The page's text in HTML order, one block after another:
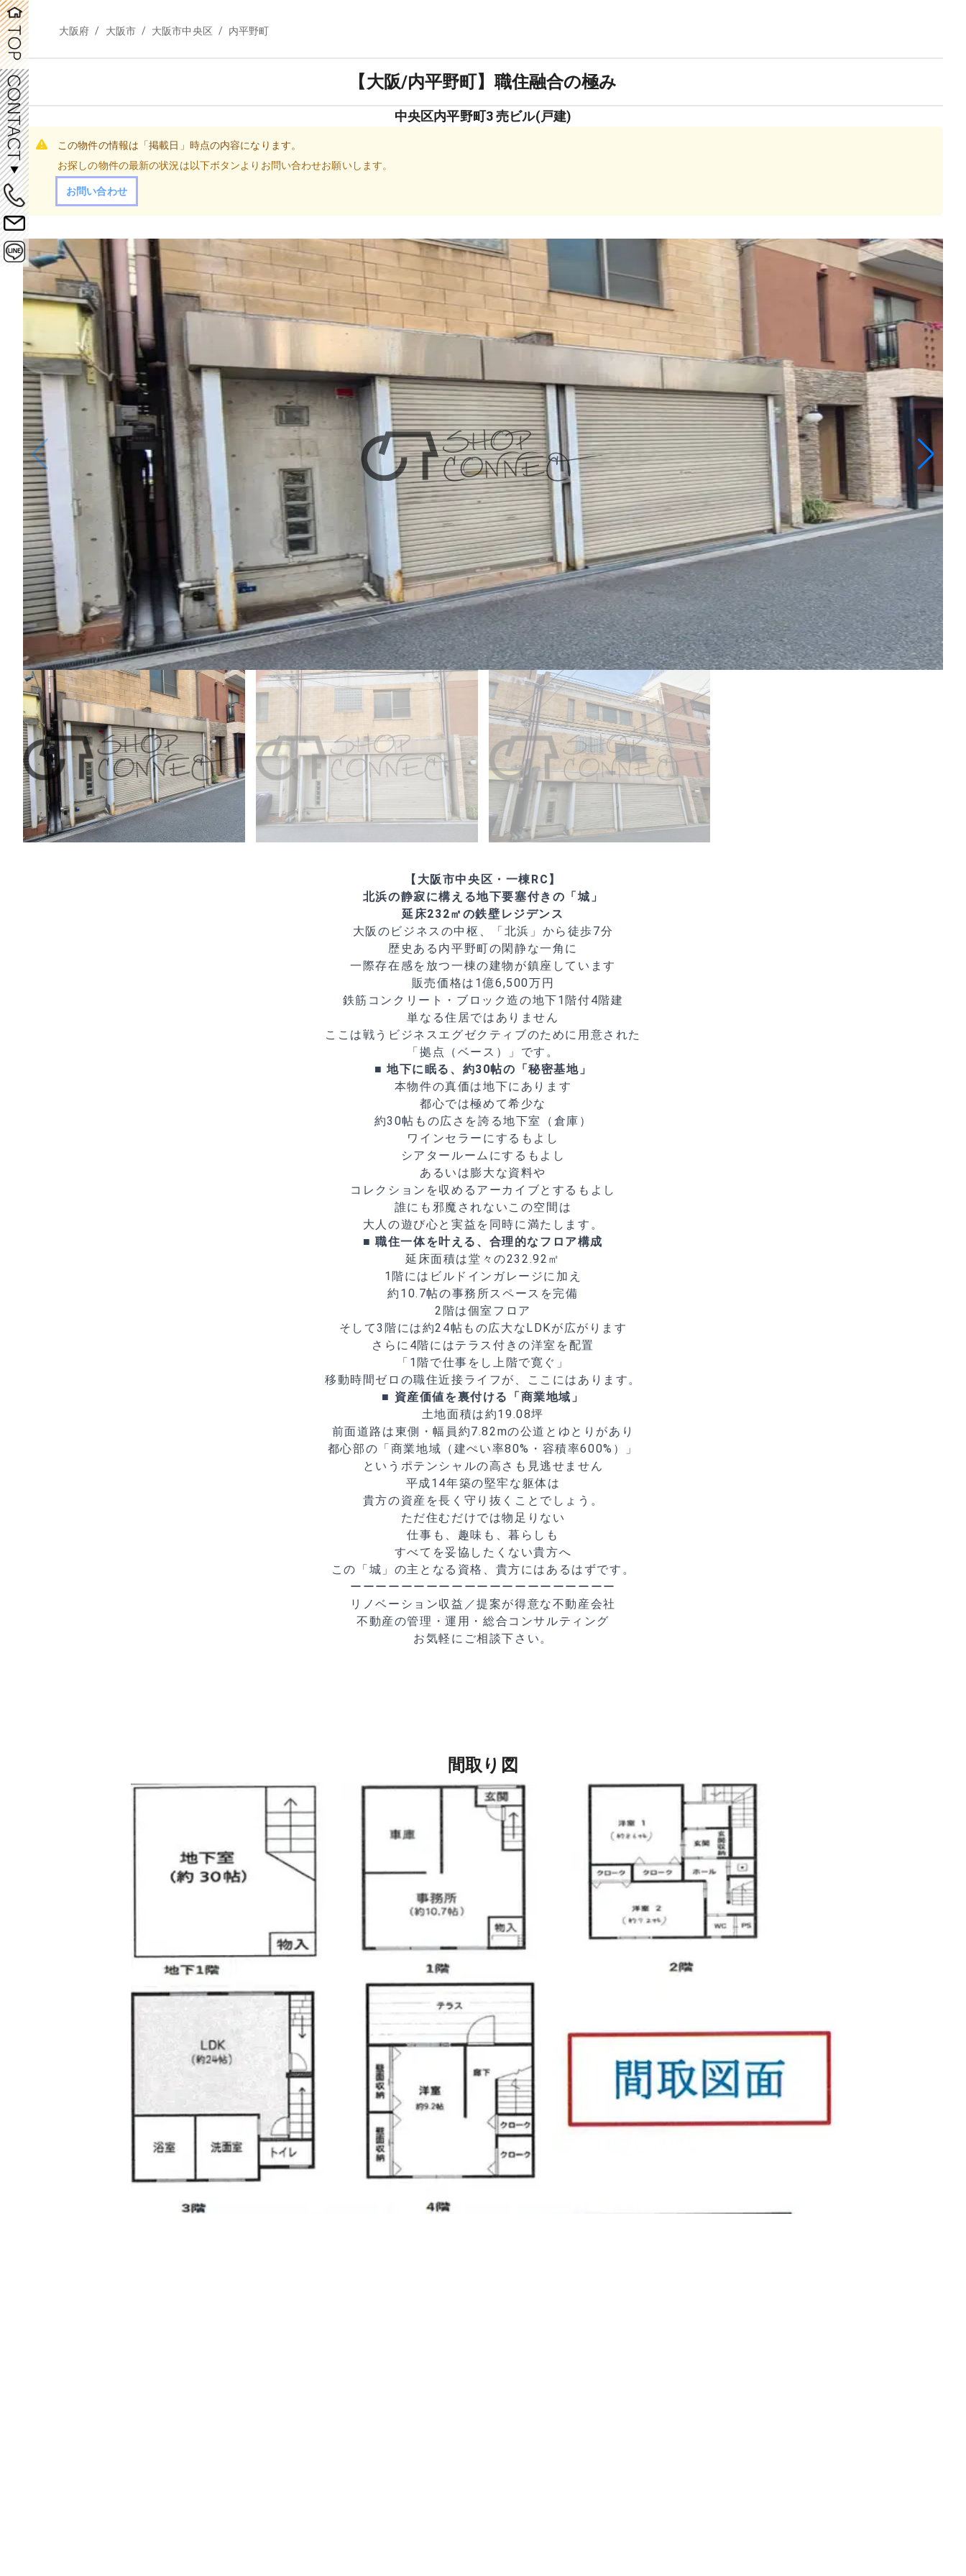
大阪府 / 大阪市 / 大阪市中央区 / 内平野町
【大阪/内平野町】職住融合の極み
中央区内平野町3 売ビル(戸建)
この物件の情報は「掲載日」時点の内容になります。
お探しの物件の最新の状況は以下ボタンよりお問い合わせお願いします。
お問い合わせ
【大阪市中央区・一棟RC】
北浜の静寂に構える地下要塞付きの「城」
延床232㎡の鉄壁レジデンス
大阪のビジネスの中枢、「北浜」から徒歩7分
歴史ある内平野町の閑静な一角に
一際存在感を放つ一棟の建物が鎮座しています
販売価格は1億6,500万円
鉄筋コンクリート・ブロック造の地下1階付4階建
単なる住居ではありません
ここは戦うビジネスエグゼクティブのために用意された
「拠点（ベース）」です。
■ 地下に眠る、約30帖の「秘密基地」
本物件の真価は地下にあります
都心では極めて希少な
約30帖もの広さを誇る地下室（倉庫）
ワインセラーにするもよし
シアタールームにするもよし
あるいは膨大な資料や
コレクションを収めるアーカイブとするもよし
誰にも邪魔されないこの空間は
大人の遊び心と実益を同時に満たします。
■ 職住一体を叶える、合理的なフロア構成
延床面積は堂々の232.92㎡
1階にはビルドインガレージに加え
約10.7帖の事務所スペースを完備
2階は個室フロア
そして3階には約24帖もの広大なLDKが広がります
さらに4階にはテラス付きの洋室を配置
「1階で仕事をし上階で寛ぐ」
移動時間ゼロの職住近接ライフが、ここにはあります。
■ 資産価値を裏付ける「商業地域」
土地面積は約19.08坪
前面道路は東側・幅員約7.82mの公道とゆとりがあり
都心部の「商業地域（建ぺい率80%・容積率600%）」
というポテンシャルの高さも見逃せません
平成14年築の堅牢な躯体は
貴方の資産を長く守り抜くことでしょう。
ただ住むだけでは物足りない
仕事も、趣味も、暮らしも
すべてを妥協したくない貴方へ
この「城」の主となる資格、貴方にはあるはずです。
ーーーーーーーーーーーーーーーーーーーーー
リノベーション収益／提案が得意な不動産会社
不動産の管理・運用・総合コンサルティング
お気軽にご相談下さい。
間取り図